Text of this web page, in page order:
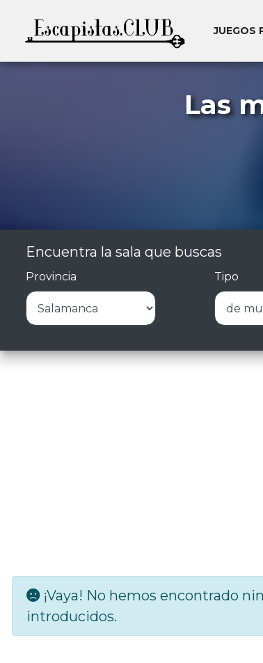
JUEGOS
Las
Encuentra la sala que buscas
Provincia Tipo
¡Vaya! No hemos encontrado
introducidos.